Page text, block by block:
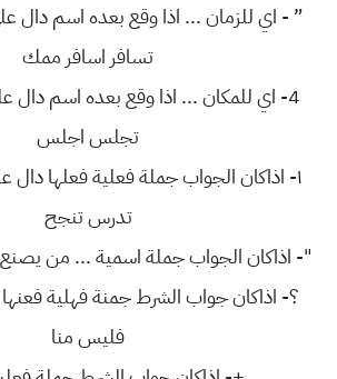
” - اي للزمان ... اذا وقع بعده اسم دال
تسافر اسافر ممك
4- اي للمكان ... اذا وقع بعده اسم دال
تجلس اجلس
تدرس تنجح
"- اذاكان الجواب جملة اسمية ... من
؟- اذاكان جواب الشرط جمنة فهلية
فليس منا